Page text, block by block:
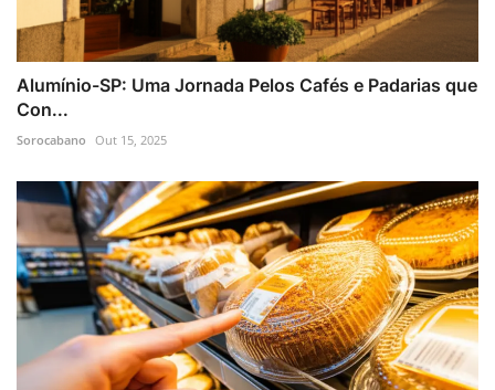
Alumínio-SP: Uma Jornada Pelos Cafés e Padarias que
Con...
Sorocabano Out 15, 2025